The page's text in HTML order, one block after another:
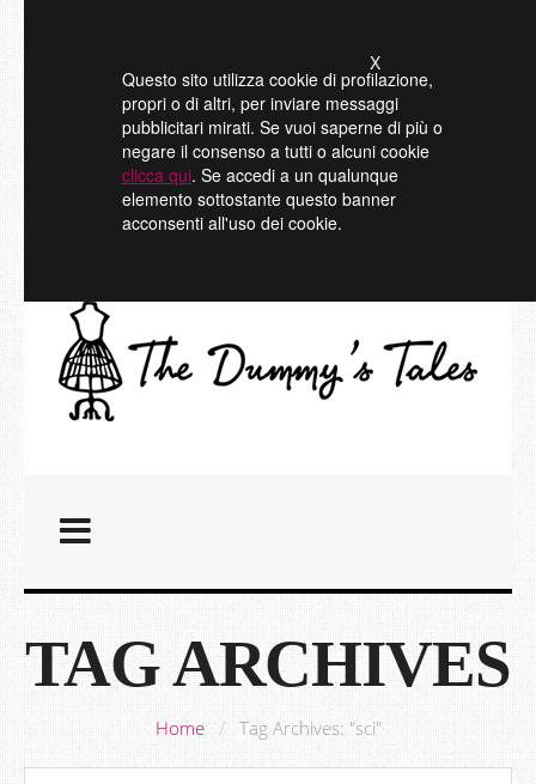
Questo sito utilizza cookie di profilazione,
propri o di altri, per inviare messaggi
pubblicitari mirati. Se vuoi saperne di più o
negare il consenso a tutti o alcuni cookie
clicca qui. Se accedi a un qualunque
elemento sottostante questo banner
acconsenti all'uso dei cookie.
X
TAG ARCHIVES
Home / Tag Archives: "sci"